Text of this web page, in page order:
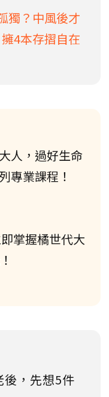
獨？中風後才
4本存摺自在
人，過好生命
專業課程！
掌握橘世代大
後，先想5件